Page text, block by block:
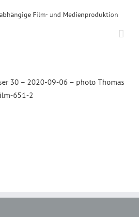
30 – 2020-09-06 – photo Thomas
651-2